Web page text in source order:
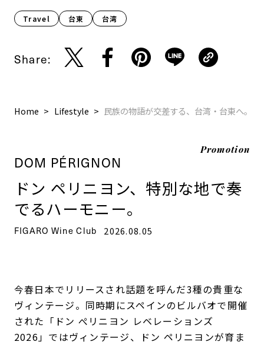
Travel 台東 台湾
Share:
Home Lifestyle 民族の物語が交差する、台湾・台東へ。
Promotion
DOM PÉRIGNON
ドン ペリニヨン、特別な地で奏
でるハーモニー。
FIGARO Wine Club 2026.08.05
今春日本でリリースされ話題を呼んだ3種の貴重な
ヴィンテージ。同時期にスペインのビルバオで開催
された「ドン ぺリニヨン レベレーションズ
2026」ではヴィンテージ、ドン ペリニヨンが育ま